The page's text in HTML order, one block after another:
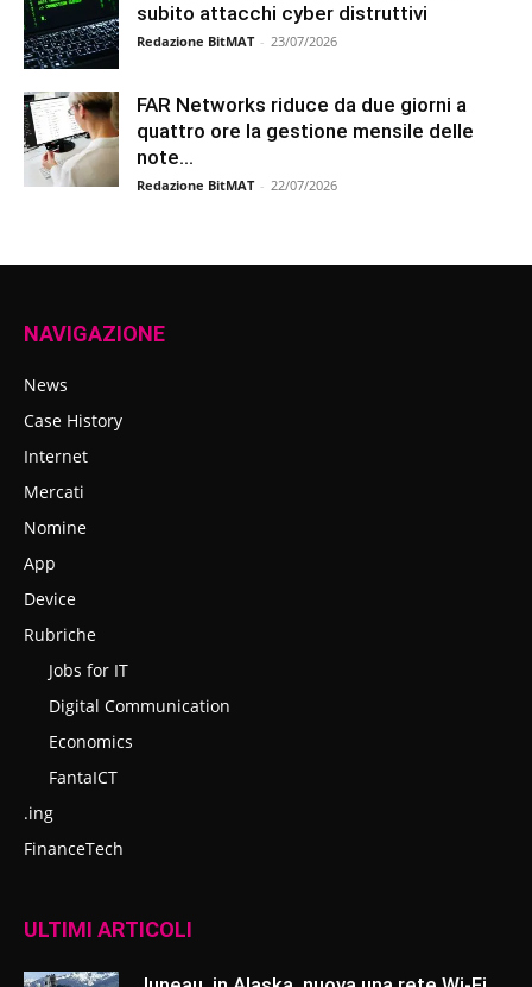
subito attacchi cyber distruttivi
Redazione BitMAT - 23/07/2026
FAR Networks riduce da due giorni a
quattro ore la gestione mensile delle
note...
Redazione BitMAT - 22/07/2026
NAVIGAZIONE
News
Case History
Internet
Mercati
Nomine
App
Device
Rubriche
Jobs for IT
Digital Communication
Economics
FantaICT
.ing
FinanceTech
ULTIMI ARTICOLI